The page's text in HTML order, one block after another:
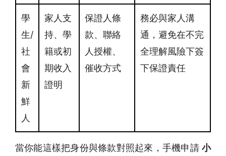
學
生/
社
會
新
鮮
人
家人支
持、學
籍或初
期收入
證明
保證人條
款、聯絡
人授權、
催收方式
務必與家人溝
通，避免在不完
全理解風險下簽
下保證責任
當你能這樣把身份與條款對照起來，手機申請 小